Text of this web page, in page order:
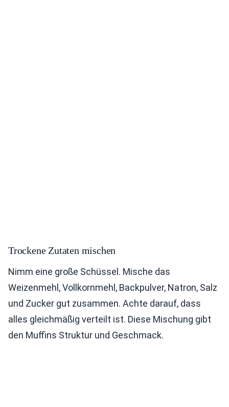
Trockene Zutaten mischen
Nimm eine große Schüssel. Mische das
Weizenmehl, Vollkornmehl, Backpulver, Natron, Salz
und Zucker gut zusammen. Achte darauf, dass
alles gleichmäßig verteilt ist. Diese Mischung gibt
den Muffins Struktur und Geschmack.